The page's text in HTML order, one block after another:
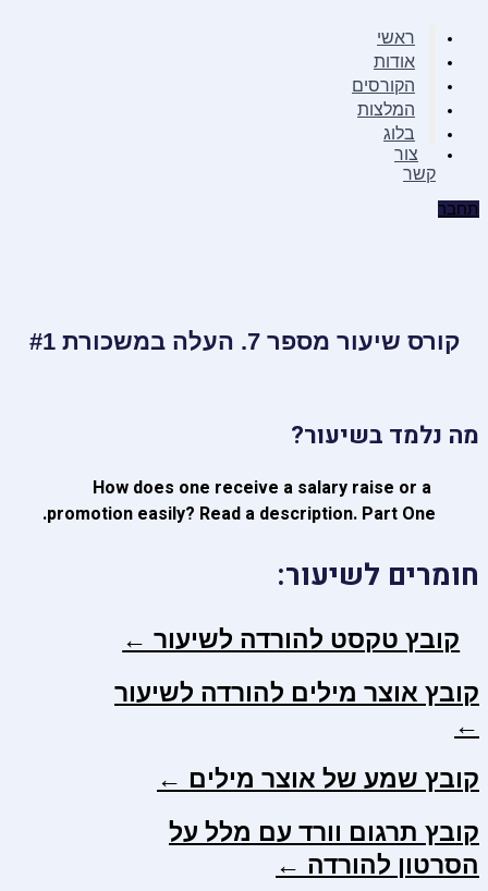
ראשי
אודות
הקורסים
המלצות
בלוג
צור
קשר
התחבר
קורס שיעור מספר 7. העלה במשכורת #1
מה נלמד בשיעור?
How does one receive a salary raise or a
promotion easily? Read a description. Part One.
חומרים לשיעור:
קובץ טקסט להורדה לשיעור ←
קובץ אוצר מילים להורדה לשיעור
←
קובץ שמע של אוצר מילים ←
קובץ תרגום וורד עם מלל על
הסרטון להורדה ←